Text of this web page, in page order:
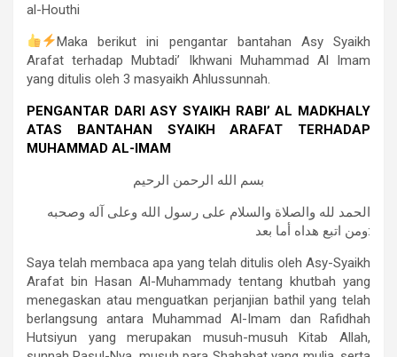
al-Houthi
Maka berikut ini pengantar bantahan Asy Syaikh
Arafat terhadap Mubtadi’ Ikhwani Muhammad Al Imam
yang ditulis oleh 3 masyaikh Ahlussunnah.
PENGANTAR DARI ASY SYAIKH RABI’ AL MADKHALY
ATAS BANTAHAN SYAIKH ARAFAT TERHADAP
MUHAMMAD AL-IMAM
بسم الله الرحمن الرحيم
الحمد لله والصلاة والسلام على رسول الله وعلى آله وصحبه
ومن اتبع هداه أما بعد:
Saya telah membaca apa yang telah ditulis oleh Asy-Syaikh
Arafat bin Hasan Al-Muhammady tentang khutbah yang
menegaskan atau menguatkan perjanjian bathil yang telah
berlangsung antara Muhammad Al-Imam dan Rafidhah
Hutsiyun yang merupakan musuh-musuh Kitab Allah,